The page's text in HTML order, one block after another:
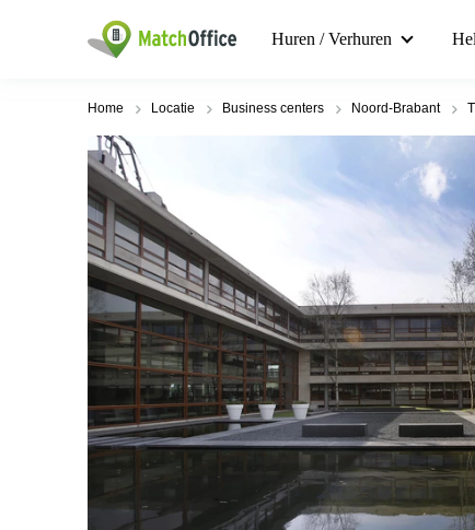
Huren / Verhuren
Home Locatie Business centers Noord-Brabant